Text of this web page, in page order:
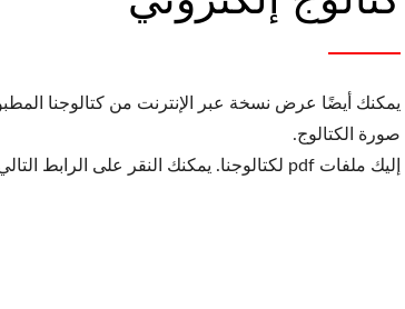
يمكنك أيضًا عرض نسخة عبر الإنترنت من كتالوجنا
صورة الكتالوج.
إليك ملفات pdf لكتالوجنا. يمكنك النقر على الرابط التالي لتنزيله.